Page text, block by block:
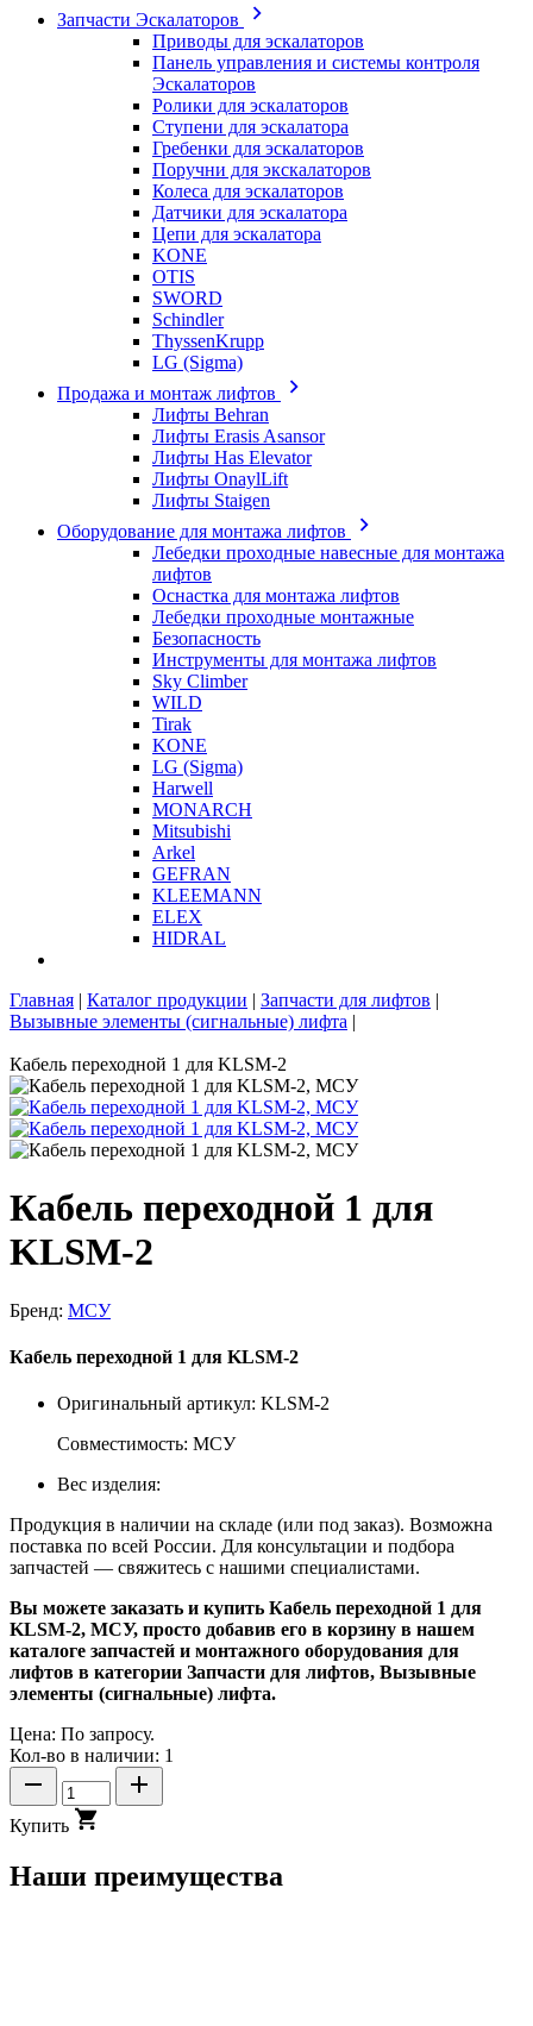
Запчасти Эскалаторов
Приводы для эскалаторов
Панель управления и системы контроля
Эскалаторов
Ролики для эскалаторов
Ступени для эскалатора
Гребенки для эскалаторов
Поручни для экскалаторов
Колеса для эскалаторов
Датчики для эскалатора
Цепи для эскалатора
KONE
OTIS
SWORD
Schindler
ThyssenKrupp
LG (Sigma)
Продажа и монтаж лифтов
Лифты Behran
Лифты Erasis Asansor
Лифты Has Elevator
Лифты OnaylLift
Лифты Staigen
Оборудование для монтажа лифтов
Лебедки проходные навесные для монтажа
лифтов
Оснастка для монтажа лифтов
Лебедки проходные монтажные
Безопасность
Инструменты для монтажа лифтов
Sky Climber
WILD
Tirak
KONE
LG (Sigma)
Harwell
MONARCH
Mitsubishi
Arkel
GEFRAN
KLEEMANN
ELEX
HIDRAL
Главная | Каталог продукции | Запчасти для лифтов |
Вызывные элементы (сигнальные) лифта |
Кабель переходной 1 для KLSM-2
Кабель переходной 1 для
KLSM-2
Бренд: МСУ
Кабель переходной 1 для KLSM-2
Оригинальный артикул: KLSM-2
Совместимость: МСУ
Вес изделия:
Продукция в наличии на складе (или под заказ). Возможна
поставка по всей России. Для консультации и подбора
запчастей — свяжитесь с нашими специалистами.
Вы можете заказать и купить Кабель переходной 1 для
KLSM-2, МСУ, просто добавив его в корзину в нашем
каталоге запчастей и монтажного оборудования для
лифтов в категории Запчасти для лифтов, Вызывные
элементы (сигнальные) лифта.
Цена: По запросу.
Кол-во в наличии: 1
Купить
Наши преимущества